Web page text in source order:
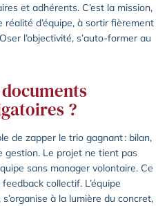
et adhérents. C’est la mission,
réalité d’équipe, à sortir fièrement
l’objectivité, s’auto-former au
?
de zapper le trio gagnant : bilan,
gestion. Le projet ne tient pas
sans manager volontaire. Ce
collectif. L’équipe
à la lumière du concret,